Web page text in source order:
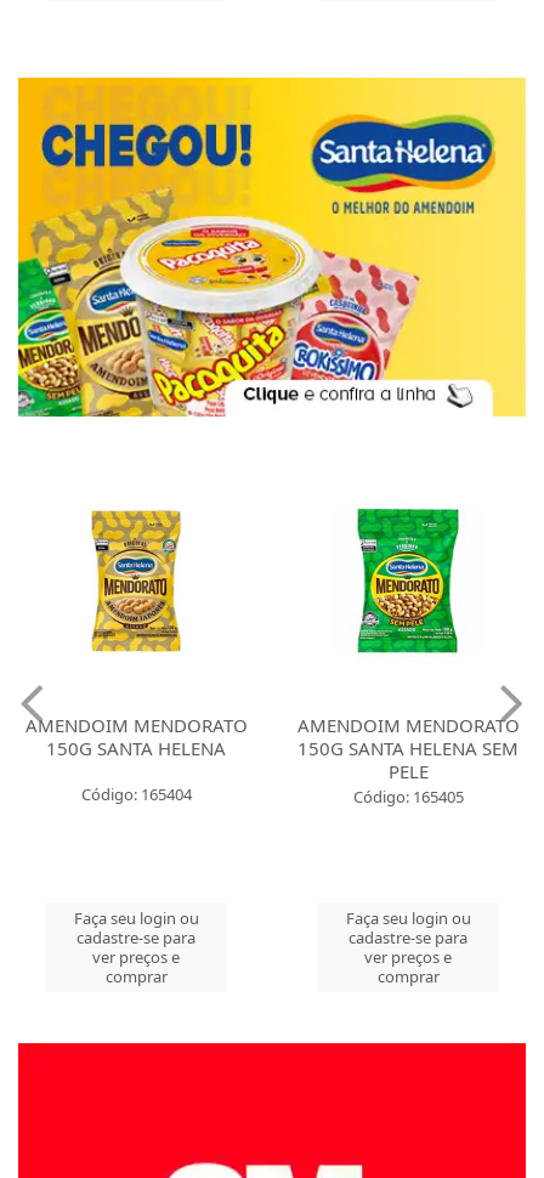
AMENDOIM MENDORATO
150G SANTA HELENA
Código: 165404
Faça seu login ou
cadastre-se para
ver preços e
comprar
AMENDOIM MENDORATO
150G SANTA HELENA SEM
PELE
Código: 165405
Faça seu login ou
cadastre-se para
ver preços e
comprar